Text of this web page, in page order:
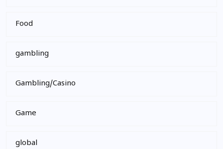
Food
gambling
Gambling/Casino
Game
global